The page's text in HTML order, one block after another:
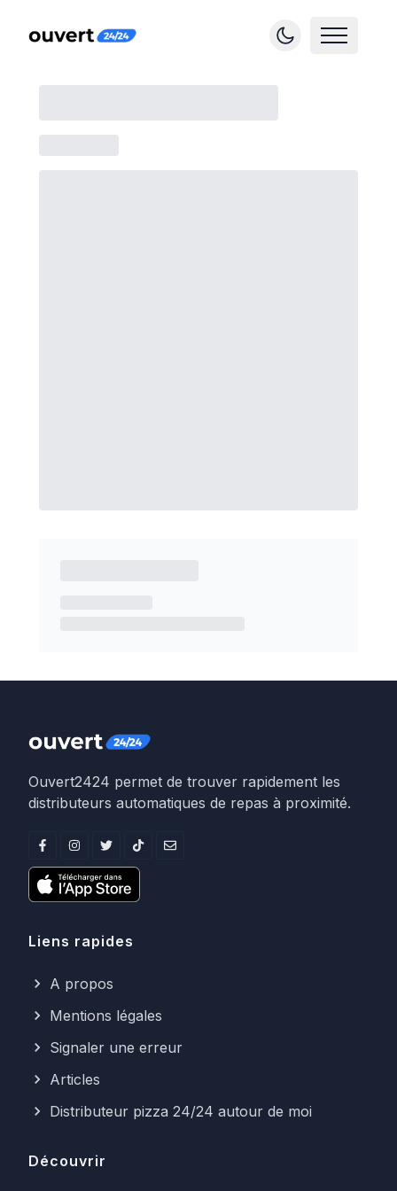
Ouvert2424 permet de trouver rapidement les
distributeurs automatiques de repas à proximité.
Liens rapides
A propos
Mentions légales
Signaler une erreur
Articles
Distributeur pizza 24/24 autour de moi
Découvrir